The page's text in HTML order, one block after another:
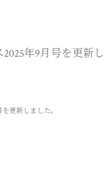
年9月号を更新し
更新しました。